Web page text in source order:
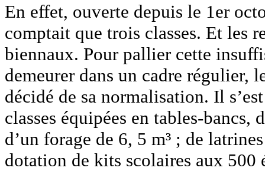
En effet, ouverte depuis le 1er
comptait que trois classes. Et les
biennaux. Pour pallier cette
demeurer dans un cadre régulier,
décidé de sa normalisation. Il
classes équipées en tables-bancs,
d’un forage de 6, 5 m³ ; de
dotation de kits scolaires aux 500